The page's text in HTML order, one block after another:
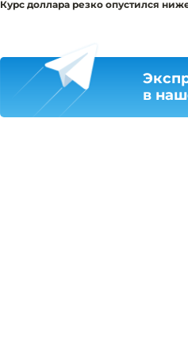
Курс доллара резко опустился
в